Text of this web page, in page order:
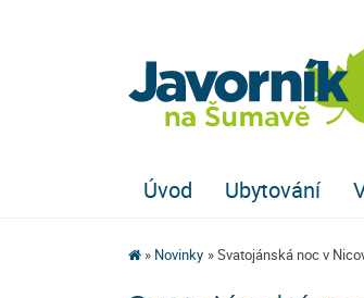
Úvod Ubytování
Novinky Svatojánská noc v